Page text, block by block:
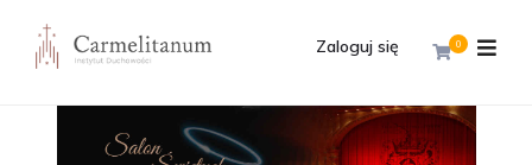
0
Zaloguj się